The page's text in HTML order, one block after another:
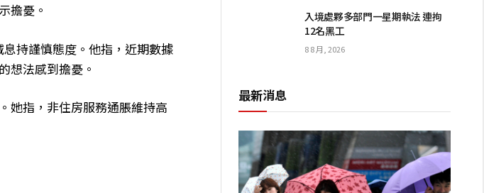
擔憂。
持謹慎態度。他指，近期數據
想法感到擔憂。
她指，非住房服務通脹維持高
入境處夥多部門一星期執法 連拘
12名黑工
8 8 月, 2026
最新消息